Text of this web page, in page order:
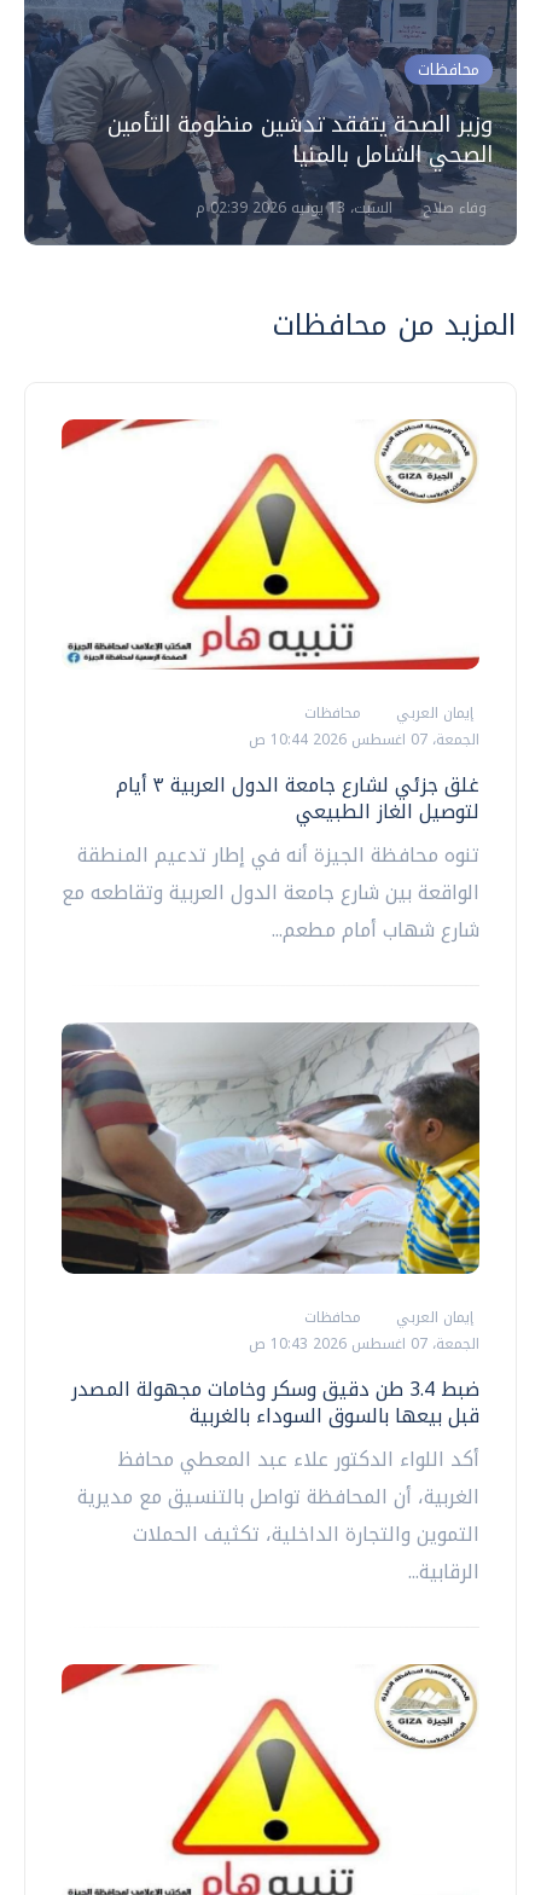
محافظات
وزير الصحة يتفقد تدشين منظومة التأمين
الصحي الشامل بالمنيا
وفاء صلاح السبت، 13 يونيه 2026 02:39 م
المزيد من محافظات
إيمان العربي
محافظات
الجمعة، 07 اغسطس 2026 10:44 ص
غلق جزئي لشارع جامعة الدول العربية ٣ أيام
لتوصيل الغاز الطبيعي
تنوه محافظة الجيزة أنه في إطار تدعيم المنطقة
الواقعة بين شارع جامعة الدول العربية وتقاطعه مع
شارع شهاب أمام مطعم...
إيمان العربي
محافظات
الجمعة، 07 اغسطس 2026 10:43 ص
ضبط 3.4 طن دقيق وسكر وخامات مجهولة المصدر
قبل بيعها بالسوق السوداء بالغربية
أكد اللواء الدكتور علاء عبد المعطي محافظ
الغربية، أن المحافظة تواصل بالتنسيق مع مديرية
التموين والتجارة الداخلية، تكثيف الحملات
الرقابية...